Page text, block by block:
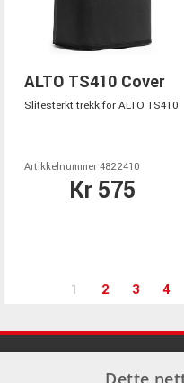
ALTO TS410 Cover
Slitesterkt trekk for ALTO TS410
Artikkelnummer 4822410
Kr 575
1 2 3 4
Dette